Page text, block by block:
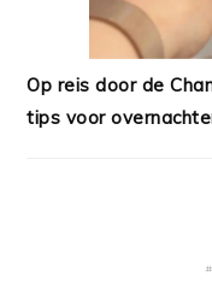
Op reis door de
tips voor